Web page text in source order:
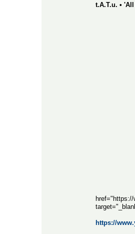
t.A.T.u. •
https://